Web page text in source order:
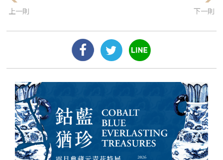
上一則 下一則